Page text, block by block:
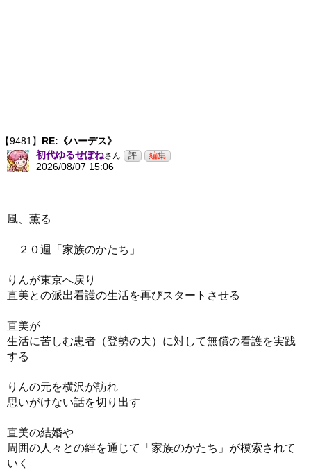
【9481】 RE:《ハーデス》
初代ゆるせぽねさん
2026/08/07 15:06
風、薫る
２０週「家族のかたち」
りんが東京へ戻り
直美との派出看護の生活を再びスタートさせる
直美が
生活に苦しむ患者（登勢の夫）に対して無償の看護を実践
する
りんの元を横沢が訪れ
思いがけない話を切り出す
直美の結婚や
周囲の人々との絆を通じて「家族のかたち」が模索されて
いく